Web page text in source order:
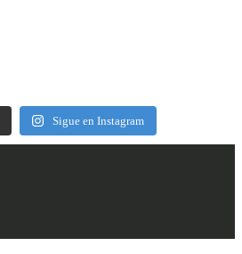
Sigue en Instagram